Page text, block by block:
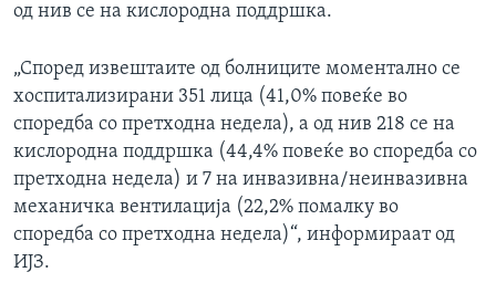
од нив се на кислородна поддршка.
„Според извештаите од болниците моментално се
хоспитализирани 351 лица (41,0% повеќе во
споредба со претходна недела), а од нив 218 се на
кислородна поддршка (44,4% повеќе во споредба со
претходна недела) и 7 на инвазивна/неинвазивна
механичка вентилација (22,2% помалку во
споредба со претходна недела)“, информираат од
ИЈЗ.